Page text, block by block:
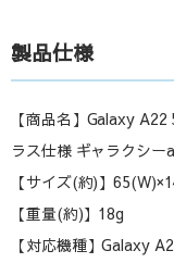
製品仕様
【商品名】Galaxy
ラス仕様 ギャラクシー
【サイズ(約)】
【重量(約)】18g
【対応機種】Galaxy